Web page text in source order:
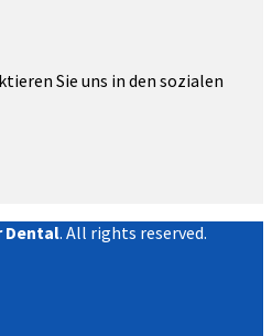
Sie uns in den sozialen
Dental. All rights reserved.